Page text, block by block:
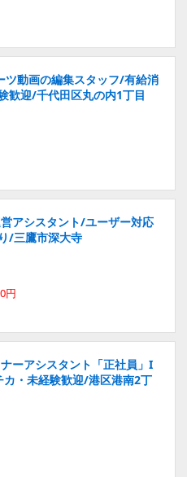
ツ動画の編集スタッフ/有給消
歓迎/千代田区丸の内1丁目
アシスタント/ユーザー対応
/三鷹市深大寺
円
ーアシスタント「正社員」I
・未経験歓迎/港区港南2丁